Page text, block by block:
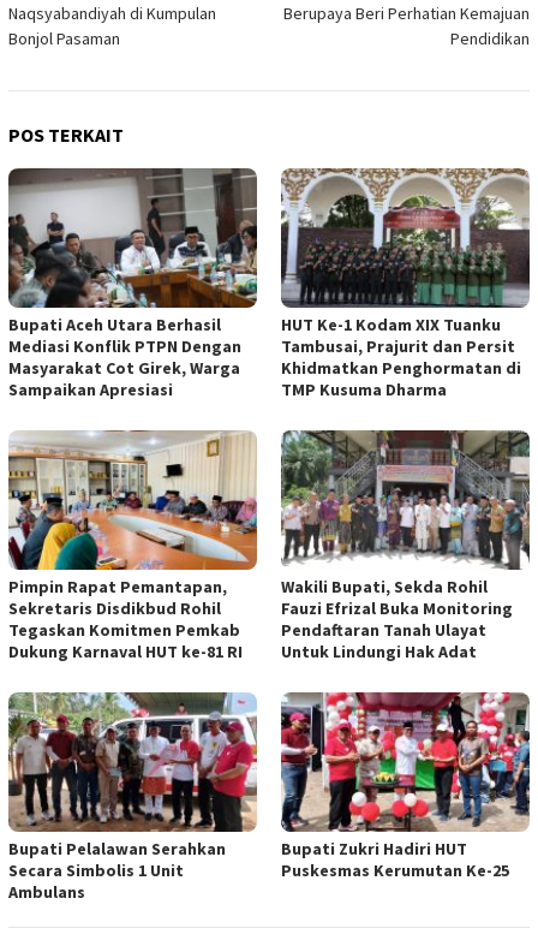
Naqsyabandiyah di Kumpulan
Bonjol Pasaman
Berupaya Beri Perhatian Kemajuan
Pendidikan
POS TERKAIT
Bupati Aceh Utara Berhasil
Mediasi Konflik PTPN Dengan
Masyarakat Cot Girek, Warga
Sampaikan Apresiasi
HUT Ke-1 Kodam XIX Tuanku
Tambusai, Prajurit dan Persit
Khidmatkan Penghormatan di
TMP Kusuma Dharma
Pimpin Rapat Pemantapan,
Sekretaris Disdikbud Rohil
Tegaskan Komitmen Pemkab
Dukung Karnaval HUT ke-81 RI
Wakili Bupati, Sekda Rohil
Fauzi Efrizal Buka Monitoring
Pendaftaran Tanah Ulayat
Untuk Lindungi Hak Adat
Bupati Pelalawan Serahkan
Secara Simbolis 1 Unit
Ambulans
Bupati Zukri Hadiri HUT
Puskesmas Kerumutan Ke-25